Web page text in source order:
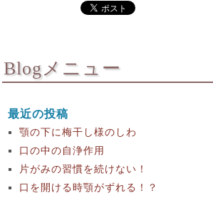
Blogメニュー
最近の投稿
顎の下に梅干し様のしわ
口の中の自浄作用
片がみの習慣を続けない！
口を開ける時顎がずれる！？